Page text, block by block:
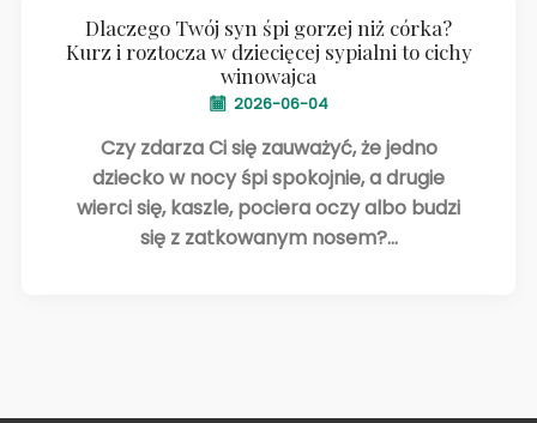
Dlaczego Twój syn śpi gorzej niż córka?
Kurz i roztocza w dziecięcej sypialni to cichy
winowajca
2026-06-04
Czy zdarza Ci się zauważyć, że jedno
dziecko w nocy śpi spokojnie, a drugie
wierci się, kaszle, pociera oczy albo budzi
się z zatkowanym nosem?...